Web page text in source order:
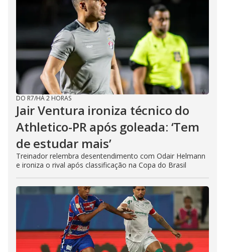
DO R7/HÁ 2 HORAS
Jair Ventura ironiza técnico do
Athletico-PR após goleada: ‘Tem
de estudar mais’
Treinador relembra desentendimento com Odair Helmann
e ironiza o rival após classificação na Copa do Brasil